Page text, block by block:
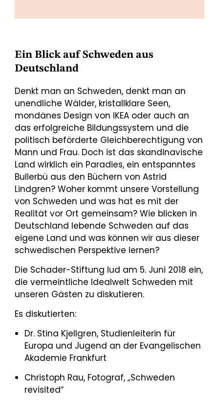
Ein Blick auf Schweden aus
Deutschland
Denkt man an Schweden, denkt man an
unendliche Wälder, kristallklare Seen,
mondänes Design von IKEA oder auch an
das erfolgreiche Bildungssystem und die
politisch beförderte Gleichberechtigung von
Mann und Frau. Doch ist das skandinavische
Land wirklich ein Paradies, ein entspanntes
Bullerbü aus den Büchern von Astrid
Lindgren? Woher kommt unsere Vorstellung
von Schweden und was hat es mit der
Realität vor Ort gemeinsam? Wie blicken in
Deutschland lebende Schweden auf das
eigene Land und was können wir aus dieser
schwedischen Perspektive lernen?
Die Schader-Stiftung lud am 5. Juni 2018 ein,
die vermeintliche Idealwelt Schweden mit
unseren Gästen zu diskutieren.
Es diskutierten:
Dr. Stina Kjellgren, Studienleiterin für
Europa und Jugend an der Evangelischen
Akademie Frankfurt
Christoph Rau, Fotograf, „Schweden
revisited“